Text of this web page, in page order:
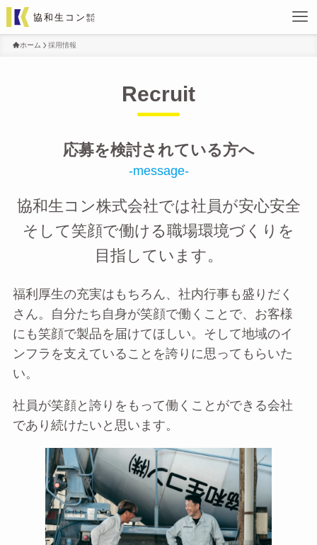
ホーム 採用情報
Recruit
応募を検討されている方へ
-message-
協和生コン株式会社では社員が安心安全
そして笑顔で働ける職場環境づくりを
目指しています。
福利厚生の充実はもちろん、社内行事も盛りだく
さん。自分たち自身が笑顔で働くことで、お客様
にも笑顔で製品を届けてほしい。そして地域のイ
ンフラを支えていることを誇りに思ってもらいた
い。
社員が笑顔と誇りをもって働くことができる会社
であり続けたいと思います。